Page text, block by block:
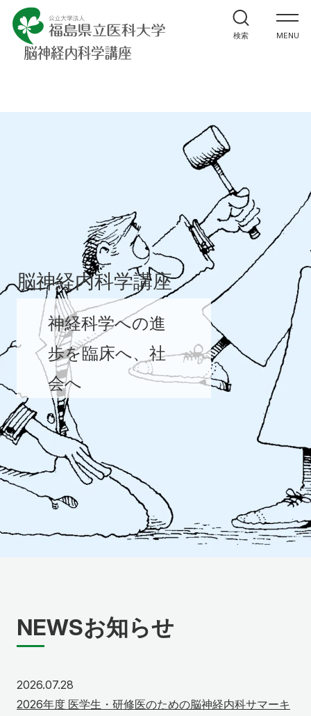
MENU
ホーム
教室紹介
講座へのお問合せ
アクセス お問い合わせ
検索
脳神経内科学講座
神経科学への進
歩を臨床へ、社
会へ
NEWSお知らせ
2026.07.28
2026年度 医学生・研修医のための脳神経内科サマーキ